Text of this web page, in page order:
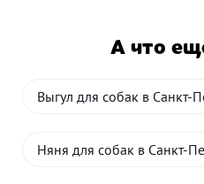
А что
Выгул для собак в Санкт-
Няня для собак в Санкт-